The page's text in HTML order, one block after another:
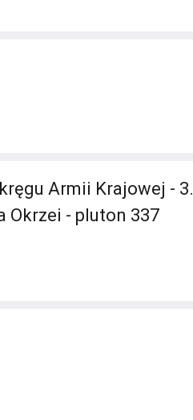
Armii Krajowej - 3.
Okrzei - pluton 337